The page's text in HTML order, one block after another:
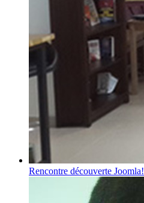
Rencontre découverte Joomla!